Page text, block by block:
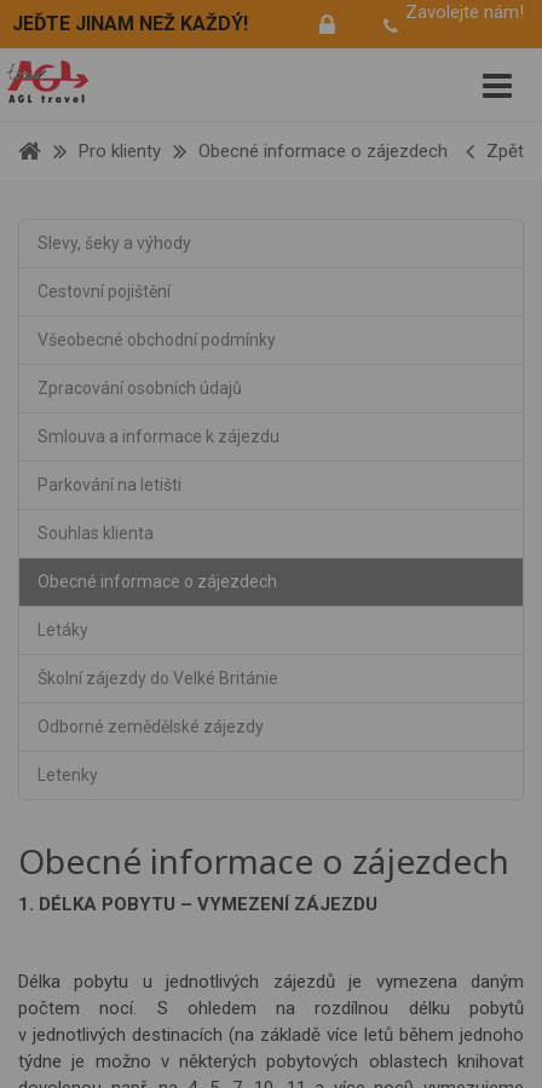
JEĎTE JINAM NEŽ KAŽDÝ! Zavolejte nám!
Pro klienty Obecné informace o zájezdech Zpět
Slevy, šeky a výhody
Cestovní pojištění
Všeobecné obchodní podmínky
Zpracování osobních údajů
Smlouva a informace k zájezdu
Parkování na letišti
Souhlas klienta
Obecné informace o zájezdech
Letáky
Školní zájezdy do Velké Británie
Odborné zemědělské zájezdy
Letenky
Obecné informace o zájezdech
1. DÉLKA POBYTU – VYMEZENÍ ZÁJEZDU
Délka pobytu u jednotlivých zájezdů je vymezena daným
počtem nocí. S ohledem na rozdílnou délku pobytů
v jednotlivých destinacích (na základě více letů během jednoho
týdne je možno v některých pobytových oblastech knihovat